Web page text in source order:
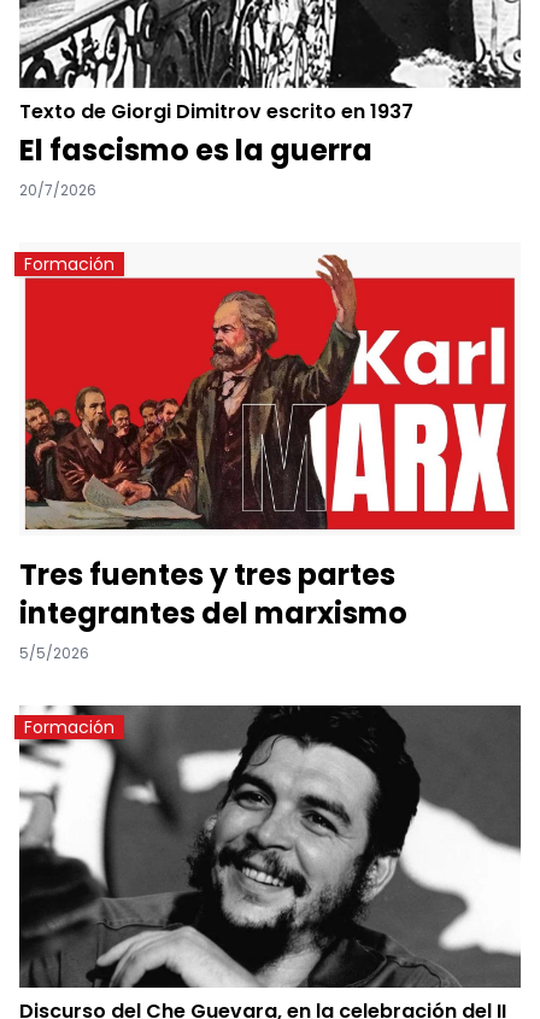
Texto de Giorgi Dimitrov escrito en 1937
El fascismo es la guerra
20/7/2026
Formación
Tres fuentes y tres partes
integrantes del marxismo
5/5/2026
Formación
Discurso del Che Guevara, en la celebración del II